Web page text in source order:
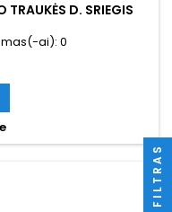
D. SRIEGIS
ai): 0
FILTRAS